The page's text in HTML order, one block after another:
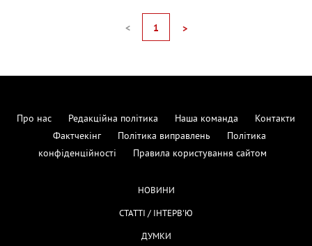
< 1 >
Про нас Редакційна політика Наша команда
Контакти
Фактчекінг
Політика виправлень
Політика
конфіденційності
Правила користування сайтом
НОВИНИ
СТАТТІ / ІНТЕРВ'Ю
ДУМКИ